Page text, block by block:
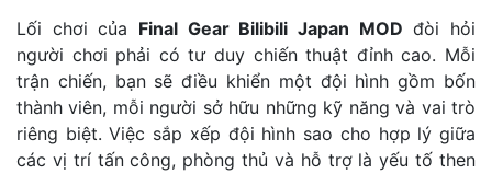
Lối chơi của Final Gear Bilibili Japan MOD đòi hỏi
người chơi phải có tư duy chiến thuật đỉnh cao. Mỗi
trận chiến, bạn sẽ điều khiển một đội hình gồm bốn
thành viên, mỗi người sở hữu những kỹ năng và vai trò
riêng biệt. Việc sắp xếp đội hình sao cho hợp lý giữa
các vị trí tấn công, phòng thủ và hỗ trợ là yếu tố then